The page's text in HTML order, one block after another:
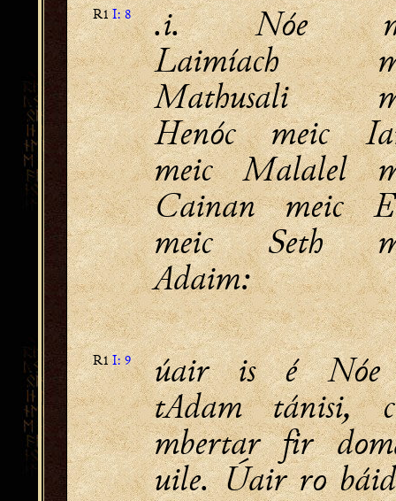
R1I: 8
.i. Nóe
Laimíach
Mathusali
Henóc meic
meic Malalel
Cainan meic
meic Seth
Adaim:
R1I: 9
úair is é
tAdam tánisi,
mbertar fir
uile. Úair ro